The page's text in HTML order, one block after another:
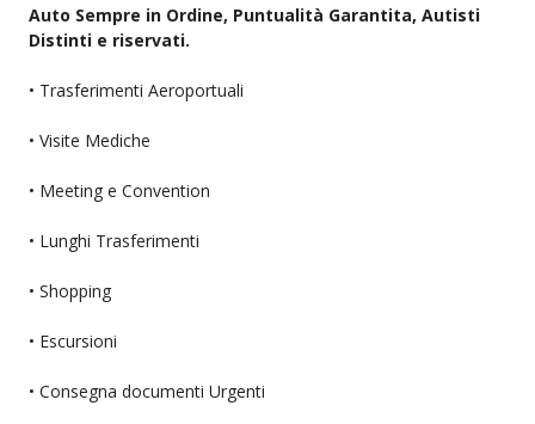
Auto Sempre in Ordine, Puntualità Garantita, Autisti
Distinti e riservati.
• Trasferimenti Aeroportuali
• Visite Mediche
• Meeting e Convention
• Lunghi Trasferimenti
• Shopping
• Escursioni
• Consegna documenti Urgenti